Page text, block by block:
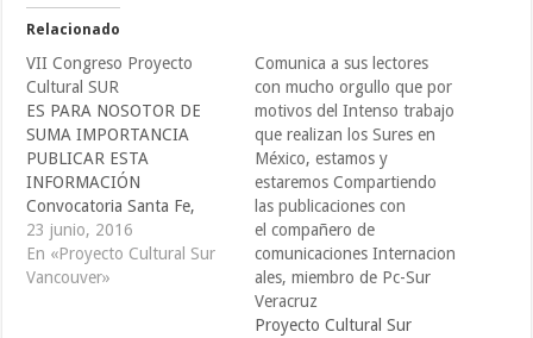
Relacionado
VII Congreso Proyecto
Cultural SUR
ES PARA NOSOTOR DE
SUMA IMPORTANCIA
PUBLICAR ESTA
INFORMACIÓN
Convocatoria Santa Fe,
Argentina, del 1 al 7 de
noviembre, 2016 ur, los
que no están en las
23 junio, 2016
En «Proyecto Cultural Sur
Vancouver»
Comunica a sus lectores
con mucho orgullo que por
motivos del Intenso trabajo
que realizan los Sures en
México, estamos y
estaremos Compartiendo
las publicaciones con
el compañero de
comunicaciones Internacion
ales, miembro de Pc-Sur
Veracruz
Proyecto Cultural Sur